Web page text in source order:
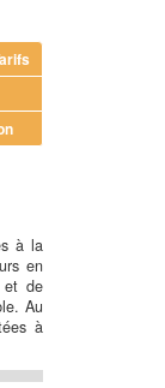
à la
en
et de
Au
à